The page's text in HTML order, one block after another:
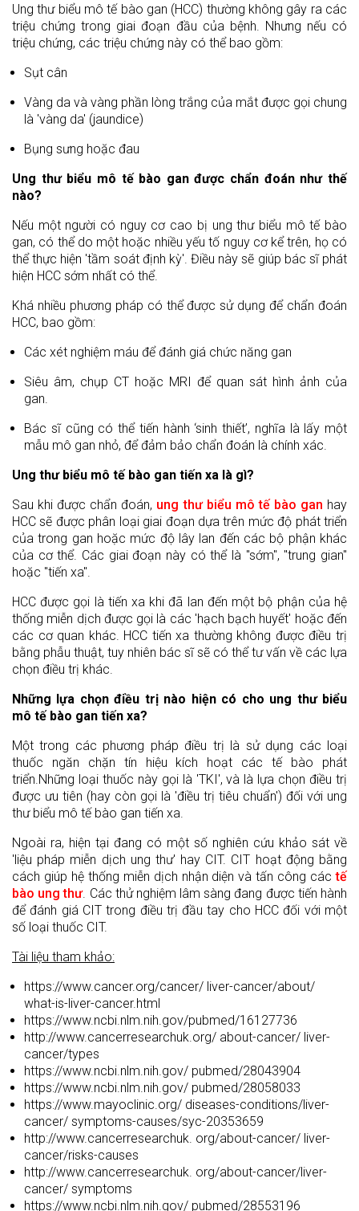
Ung thư biểu mô tế bào gan (HCC) thường không gây ra các
triệu chứng trong giai đoạn đầu của bệnh. Nhưng nếu có
triệu chứng, các triệu chứng này có thể bao gồm:
Sụt cân
Vàng da và vàng phần lòng trắng của mắt được gọi chung
là 'vàng da' (jaundice)
Bụng sưng hoặc đau
Ung thư biểu mô tế bào gan được chẩn đoán như thế
nào?
Nếu một người có nguy cơ cao bị ung thư biểu mô tế bào
gan, có thể do một hoặc nhiều yếu tố nguy cơ kể trên, họ có
thể thực hiện 'tầm soát định kỳ'. Điều này sẽ giúp bác sĩ phát
hiện HCC sớm nhất có thể.
Khá nhiều phương pháp có thể được sử dụng để chẩn đoán
HCC, bao gồm:
Các xét nghiệm máu để đánh giá chức năng gan
Siêu âm, chụp CT hoặc MRI để quan sát hình ảnh của
gan.
Bác sĩ cũng có thể tiến hành ‘sinh thiết’, nghĩa là lấy một
mẫu mô gan nhỏ, để đảm bảo chẩn đoán là chính xác.
Ung thư biểu mô tế bào gan tiến xa là gì?
Sau khi được chẩn đoán, ung thư biểu mô tế bào gan hay
HCC sẽ được phân loại giai đoạn dựa trên mức độ phát triển
của trong gan hoặc mức độ lây lan đến các bộ phận khác
của cơ thể. Các giai đoạn này có thể là "sớm", "trung gian"
hoặc "tiến xa".
HCC được gọi là tiến xa khi đã lan đến một bộ phận của hệ
thống miễn dịch được gọi là các 'hạch bạch huyết' hoặc đến
các cơ quan khác. HCC tiến xa thường không được điều trị
bằng phẫu thuật, tuy nhiên bác sĩ sẽ có thể tư vấn về các lựa
chọn điều trị khác.
Những lựa chọn điều trị nào hiện có cho ung thư biểu
mô tế bào gan tiến xa?
Một trong các phương pháp điều trị là sử dụng các loại
thuốc ngăn chặn tín hiệu kích hoạt các tế bào phát
triển.Những loại thuốc này gọi là 'TKI', và là lựa chọn điều trị
được ưu tiên (hay còn gọi là 'điều trị tiêu chuẩn') đối với ung
thư biểu mô tế bào gan tiến xa.
Ngoài ra, hiện tại đang có một số nghiên cứu khảo sát về
'liệu pháp miễn dịch ung thư' hay CIT. CIT hoạt động bằng
cách giúp hệ thống miễn dịch nhận diện và tấn công cáctế
bào ung thư. Các thử nghiệm lâm sàng đang được tiến hành
để đánh giá CIT trong điều trị đầu tay cho HCC đối với một
số loại thuốc CIT.
Tài liệu tham khảo:
https://www.cancer.org/cancer/ liver-cancer/about/
what-is-liver-cancer.html
https://www.ncbi.nlm.nih.gov/pubmed/16127736
http://www.cancerresearchuk.org/ about-cancer/ liver-
cancer/types
https://www.ncbi.nlm.nih.gov/ pubmed/28043904
https://www.ncbi.nlm.nih.gov/ pubmed/28058033
https://www.mayoclinic.org/ diseases-conditions/liver-
cancer/ symptoms-causes/syc-20353659
http://www.cancerresearchuk. org/about-cancer/ liver-
cancer/risks-causes
http://www.cancerresearchuk. org/about-cancer/liver-
cancer/ symptoms
https://www.ncbi.nlm.nih.gov/ pubmed/28553196